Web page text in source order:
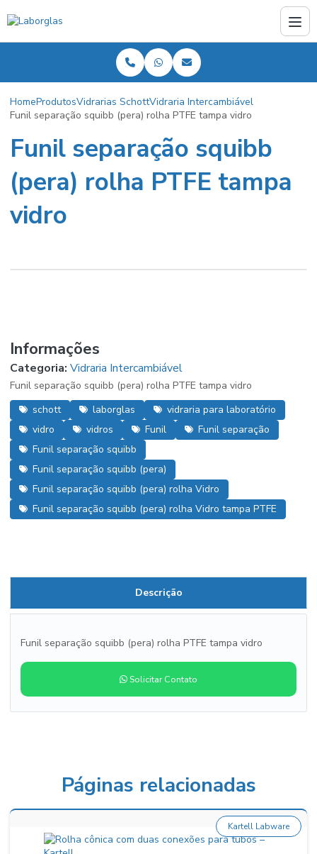
HomeProdutosVidrarias SchottVidraria Intercambiável
Funil separação squibb (pera) rolha PTFE tampa vidro
Funil separação squibb
(pera) rolha PTFE tampa
vidro
Informações
Categoria: Vidraria Intercambiável
Funil separação squibb (pera) rolha PTFE tampa vidro
schott
laborglas
vidraria para laboratório
vidro
vidros Funil
Funil separação
Funil separação squibb
Funil separação squibb (pera)
Funil separação squibb (pera) rolha Vidro
Funil separação squibb (pera) rolha Vidro tampa PTFE
Descrição
Funil separação squibb (pera) rolha PTFE tampa vidro
Solicitar Contato
Páginas relacionadas
Kartell Labware